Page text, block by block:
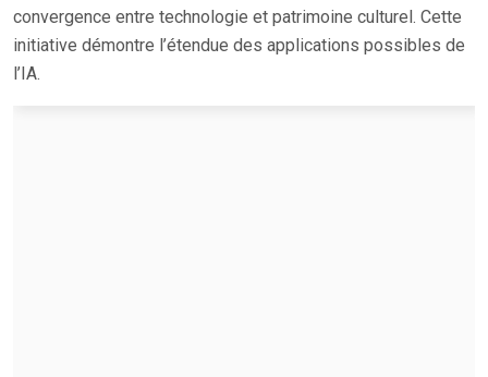
convergence entre technologie et patrimoine culturel. Cette
initiative démontre l’étendue des applications possibles de
l’IA.